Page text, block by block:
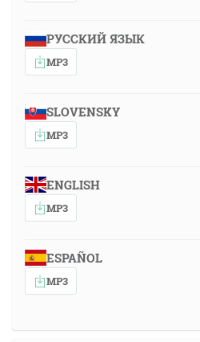
РУССКИЙ ЯЗЫК
MP3
SLOVENSKY
MP3
ENGLISH
MP3
ESPAÑOL
MP3